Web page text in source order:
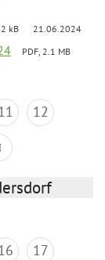
kB 21.06.2024
PDF, 2.1 MB
12
17